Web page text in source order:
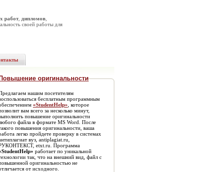
работ, дипломов
своей работы для
Повышение оригинальности
нашим посетителям
бесплатным программным
«StudentHelp» , которое
вам всего за несколько минут,
повышение оригинальности
файла в формате MS Word. После
повышения оригинальности, ваша
легко пройдете проверку в системах
вуз, antiplagiat.ru,
etxt.ru. Программа
работает по уникальной
так, что на внешний вид, файл с
оригинальностью не
от исходного.